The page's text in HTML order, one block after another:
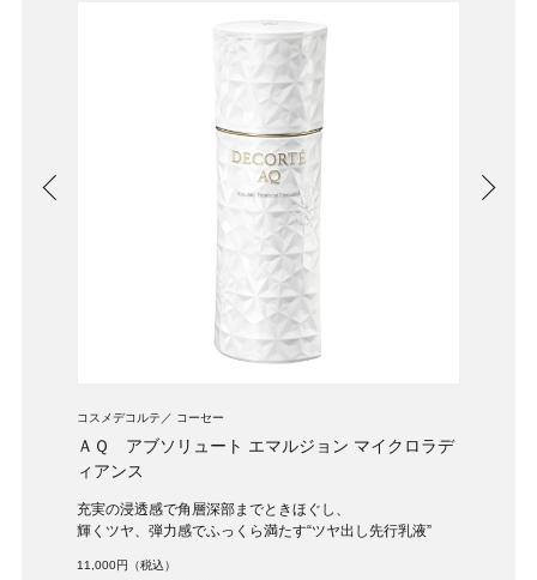
コスメデコルテ コーセー
ＡＱ アブソリュート エマルジョン マイクロラデ
ィアンス
充実の浸透感で角層深部までときほぐし、
輝くツヤ、弾力感でふっくら満たす“ツヤ出し先行乳液”
11,000円（税込）